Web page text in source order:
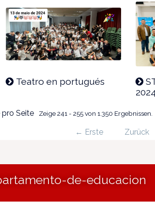
Teatro en portugués
2024
Seite Zeige 241 - 255 von 1.350 Ergebnissen.
← Erste Zurück
de-educacion